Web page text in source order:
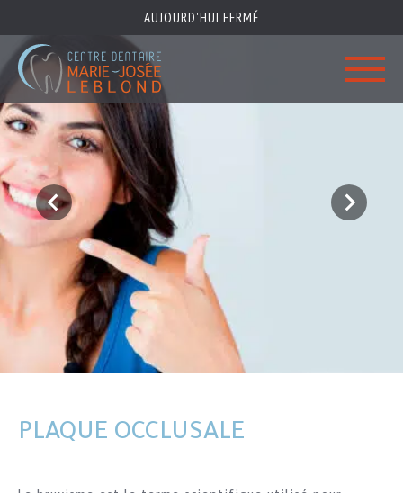
AUJOURD'HUI FERMÉ
Centre
dentaire
Marie-
Josée
Leblond
Centre dentaire Marie-Josée Leblond
Équipe
Clinique
Services
Informations
Nous joindre
PLAQUE OCCLUSALE